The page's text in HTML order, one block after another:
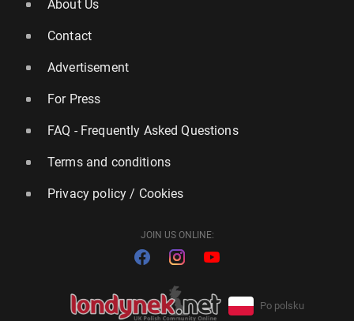
About Us
Contact
Advertisement
For Press
FAQ - Frequently Asked Questions
Terms and conditions
Privacy policy / Cookies
JOIN US ONLINE:
Po polsku